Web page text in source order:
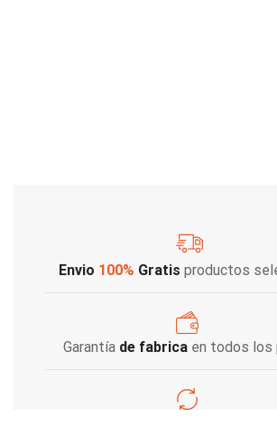
Envio 100% Gratis productos
Garantía de fabricaen todos los